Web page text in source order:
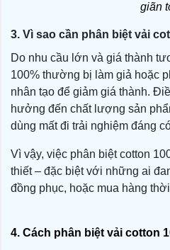
giãn
3. Vì sao cần phân biệt vải
Do nhu cầu lớn và giá thành
100% thường bị làm giả hoặc
nhân tạo để giảm giá thành.
hưởng đến chất lượng sản
dùng mất đi trải nghiệm đáng
Vì vậy, việc phân biệt cotton
thiết – đặc biệt với những ai
đồng phục, hoặc mua hàng
4. Cách phân biệt vải cotton